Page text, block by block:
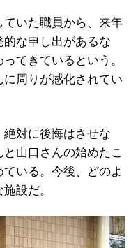
いた職員から、来年
な申し出があるな
てきているという。
周りが感化されてい
対に後悔はさせな
山口さんの始めたこ
いる。今後、どのよ
設だ。